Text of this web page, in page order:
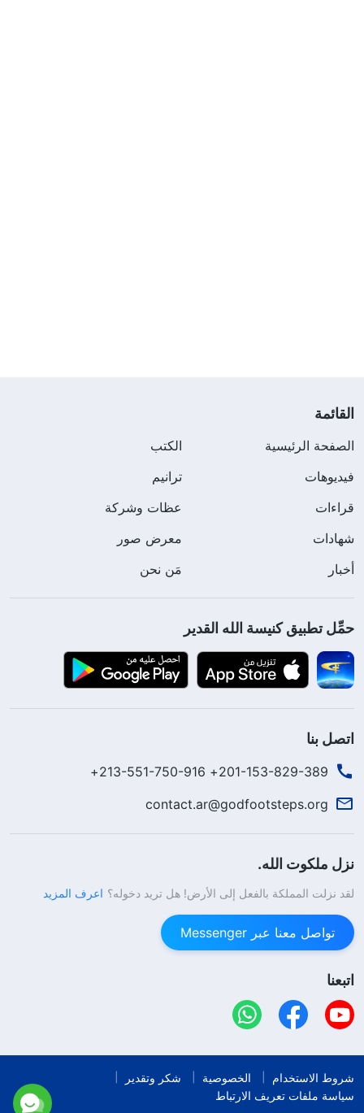
القائمة
الصفحة الرئيسية
الكتب
فيديوهات
ترانيم
قراءات
عظات وشركة
شهادات
معرض صور
أخبار
مَن نحن
حمِّل تطبيق كنيسة الله القدير
اتصل بنا
201-153-829-389+ 213-551-750-916+
contact.ar@godfootsteps.org
نزل ملكوت الله.
لقد نزلت المملكة بالفعل إلى الأرض! هل تريد دخوله؟ اعرف المزيد
تواصل معنا عبر Messenger
اتبعنا
شروط الاستخدام الخصوصية
شكر وتقدير
سياسة ملفات تعريف الارتباط